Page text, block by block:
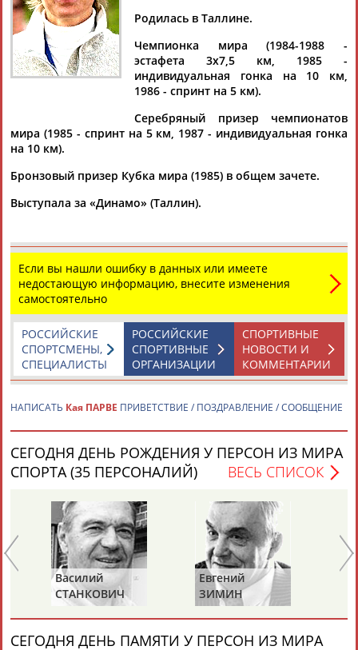
Кая
ПАРВЕ
Ваш запрос: "Кая ПАРВЕ"
По условиям запроса публикаций нет
ЦЕЛИ ПРОЕКТА КОНТАКТЫ НАШИ КНОПКИ РЕКЛАМА
Вопросы сотрудничества и совместной деятельностиinform@infosport.ru
© Стадион, 1998-2026
Разработка и поддержка ООО НАИТ «Стадион»
Адресов в новостной рассылке: 996
Подпишись
Родилась в Таллине.
Чемпионка мира (1984-1988 -
эстафета 3х7,5 км, 1985 -
индивидуальная гонка на 10 км,
1986 - спринт на 5 км).
Серебряный призер чемпионатов
мира (1985 - спринт на 5 км, 1987 - индивидуальная гонка
на 10 км).
Бронзовый призер Кубка мира (1985) в общем зачете.
Выступала за «Динамо» (Таллин).
Если вы нашли ошибку в данных или имеете
недостающую информацию, внесите изменения
самостоятельно
СПОРТИВНЫЕ
НОВОСТИ И
КОММЕНТАРИИ
РОССИЙСКИЕ
СПОРТИВНЫЕ
ОРГАНИЗАЦИИ
РОССИЙСКИЕ
СПОРТСМЕНЫ,
СПЕЦИАЛИСТЫ
НАПИСАТЬ Кая ПАРВЕ ПРИВЕТСТВИЕ / ПОЗДРАВЛЕНИЕ / СООБЩЕНИЕ
СЕГОДНЯ ДЕНЬ РОЖДЕНИЯ У ПЕРСОН ИЗ МИРА
СПОРТА (35 ПЕРСОНАЛИЙ)
ВЕСЬ СПИСОК
Василий
СТАНКОВИЧ
Евгений
ЗИМИН
СЕГОДНЯ ДЕНЬ ПАМЯТИ У ПЕРСОН ИЗ МИРА